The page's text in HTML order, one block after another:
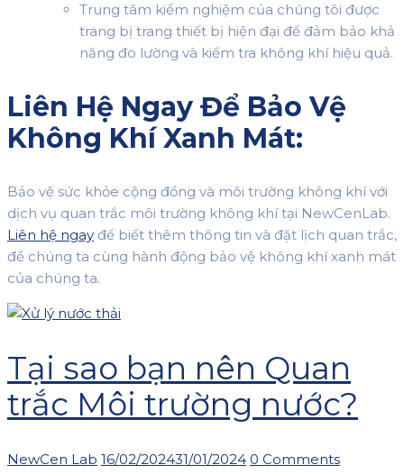
Trung tâm kiểm nghiệm của chúng tôi được
trang bị trang thiết bị hiện đại để đảm bảo khả
năng đo lường và kiểm tra không khí hiệu quả.
Liên Hệ Ngay Để Bảo Vệ
Không Khí Xanh Mát:
Bảo vệ sức khỏe cộng đồng và môi trường không khí với
dịch vụ quan trắc môi trường không khí tại NewCenLab.
Liên hệ ngay để biết thêm thông tin và đặt lịch quan trắc,
để chúng ta cùng hành động bảo vệ không khí xanh mát
của chúng ta.
Tại sao bạn nên Quan
trắc Môi trường nước?
Author
NewCen Lab Posted
16/02/202431/01/2024 0 Comments